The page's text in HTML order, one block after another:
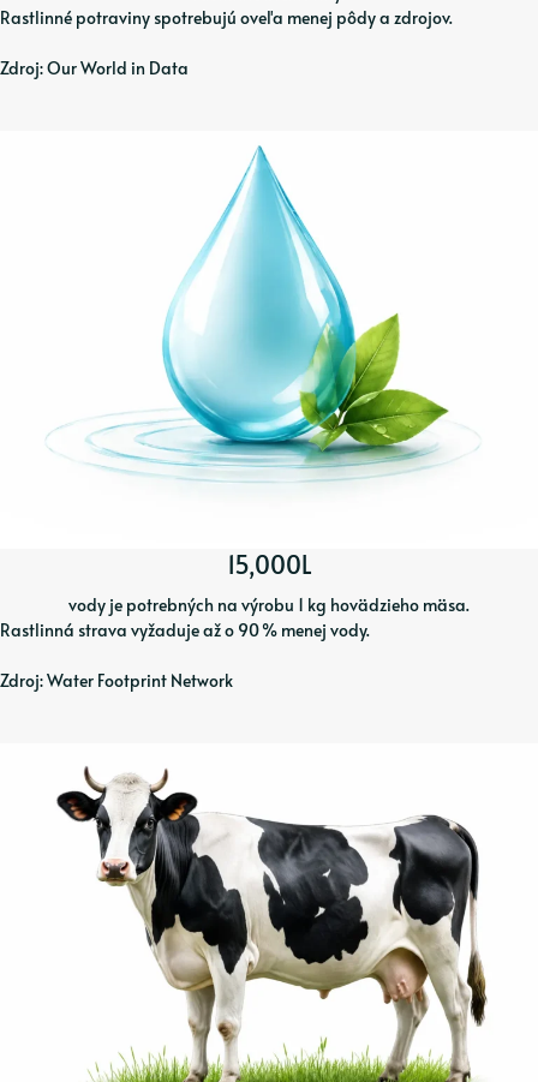
Rastlinné potraviny spotrebujú oveľa menej pôdy a zdrojov.
Zdroj: Our World in Data
15,000L
vody je potrebných na výrobu 1 kg hovädzieho mäsa.
Rastlinná strava vyžaduje až o 90 % menej vody.
Zdroj: Water Footprint Network